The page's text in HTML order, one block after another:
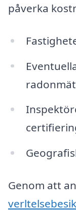
påverka
Genom att